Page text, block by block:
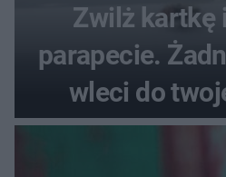
Zwilż kartkę
parapecie.
wleci do